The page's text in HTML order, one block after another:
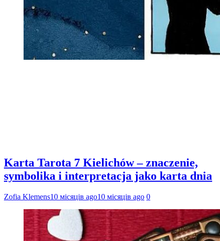
Karta Tarota 7 Kielichów – znaczenie,
symbolika i interpretacja jako karta dnia
Zofia Klemens10 місяців ago10 місяців ago 0